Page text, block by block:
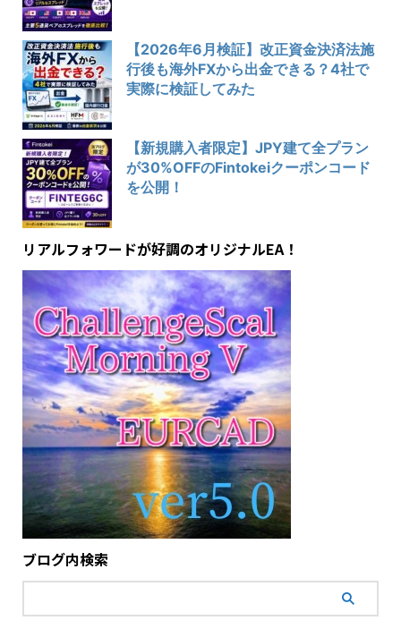
【2026年6月検証】改正資金決済法施
行後も海外FXから出金できる？4社で
実際に検証してみた
【新規購入者限定】JPY建て全プラン
が30%OFFのFintokeiクーポンコード
を公開！
リアルフォワードが好調のオリジナルEA！
ブログ内検索